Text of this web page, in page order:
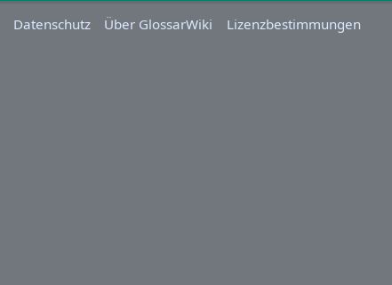
Datenschutz Über GlossarWiki Lizenzbestimmungen